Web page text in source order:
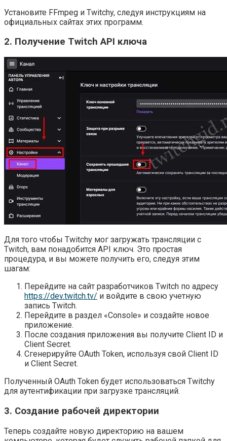
Установите FFmpeg и Twitchy, следуя инструкциям на
официальных сайтах этих программ.
2. Получение Twitch API ключа
Для того чтобы Twitchy мог загружать трансляции с
Twitch, вам понадобится API ключ. Это простая
процедура, и вы можете получить его, следуя этим
шагам:
Перейдите на сайт разработчиков Twitch по адресу
https://dev.twitch.tv/ и войдите в свою учетную
запись Twitch.
Перейдите в раздел «Console» и создайте новое
приложение.
После создания приложения вы получите Client ID и
Client Secret.
Сгенерируйте OAuth Token, используя свой Client ID
и Client Secret.
Полученный OAuth Token будет использоваться Twitchy
для аутентификации при загрузке трансляций.
3. Создание рабочей директории
Теперь создайте новую директорию на вашем